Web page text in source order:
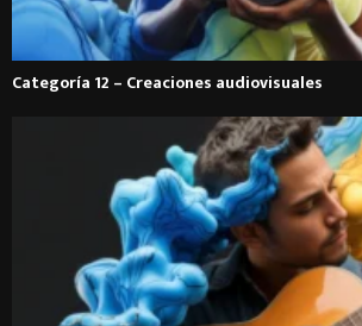
Categoría 12 – Creaciones audiovisuales